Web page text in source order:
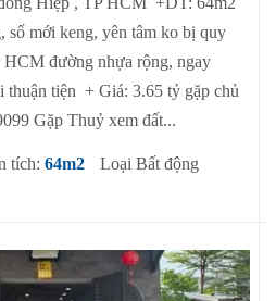
sổ mới keng, yên tâm ko bị quy
HCM đường nhựa rộng, ngay
tiện + Giá: 3.65 tỷ gặp chủ
Gặp Thuỷ xem đất...
tích: 64m2
Loại Bất động